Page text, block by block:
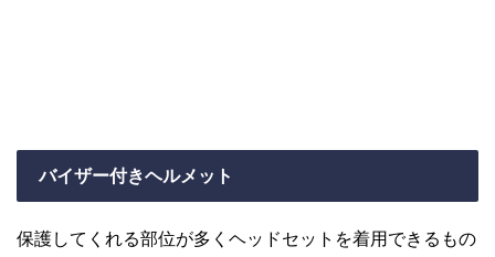
バイザー付きヘルメット
保護してくれる部位が多くヘッドセットを着用できるもの